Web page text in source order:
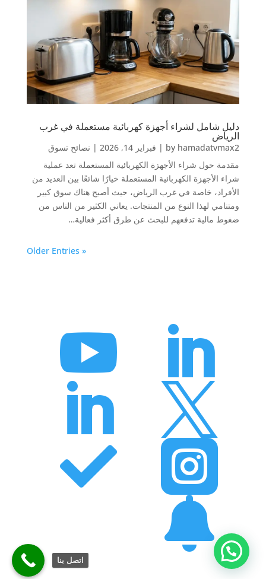
دليل شامل لشراء أجهزة كهربائية مستعملة في غرب
الرياض
by hamadatvmax2
| فبراير 14, 2026 | نصائح تسوق
مقدمة حول شراء الأجهزة الكهربائية المستعملة تعد عملية
شراء الأجهزة الكهربائية المستعملة خيارًا شائعًا بين العديد من
الأفراد، خاصة في غرب الرياض، حيث أصبح هناك سوق كبير
ومتنامي لهذا النوع من المنتجات. يعاني الكثير من الناس من
ضغوط مالية تدفعهم للبحث عن طرق أكثر فعالية…
« Older Entries







اتصل بنا